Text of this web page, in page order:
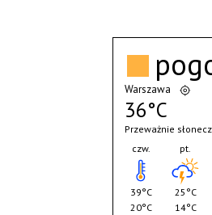
Warszawa
36°C
Przeważnie
czw.
39°C
20°C
pt.
25°C
14°C